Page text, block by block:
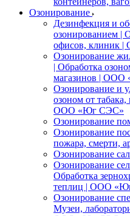
Озонирование
Дезинфекция и
озонированием |
офисов, клиник
Озонирование
| Обработка
магазинов |
Озонирование и
озоном от
ООО «Юг СЭС»
Озонирование
Озонирование
пожара, смерти,
Озонирование
Озонирование
Обработка
теплиц | ООО
Озонирование
Музеи,